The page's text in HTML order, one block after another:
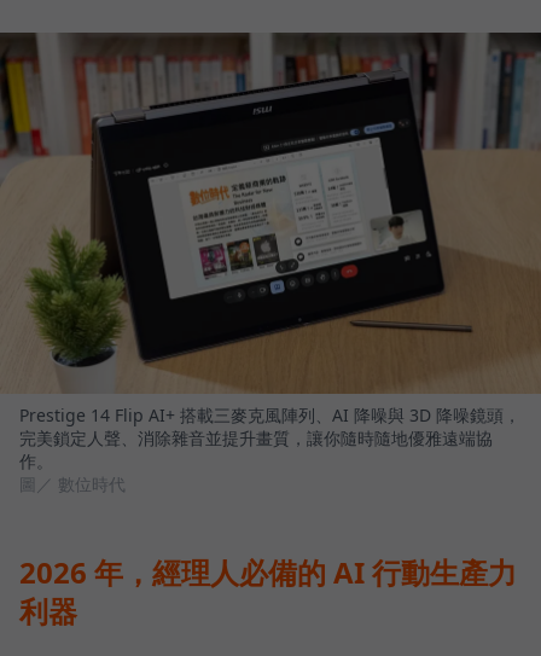
Prestige 14 Flip AI+ 搭載三麥克風陣列、AI 降噪與 3D 降噪鏡頭，
完美鎖定人聲、消除雜音並提升畫質，讓你隨時隨地優雅遠端協
作。
圖／ 數位時代
2026 年，經理人必備的 AI 行動生產力
利器